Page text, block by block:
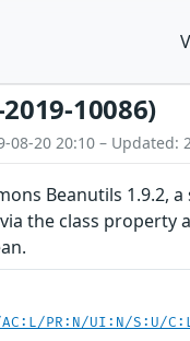
2019-10086)
08-20 20:10 – Updated:
Beanutils 1.9.2,
the class property
AC:L/PR:N/UI:N/S:U/